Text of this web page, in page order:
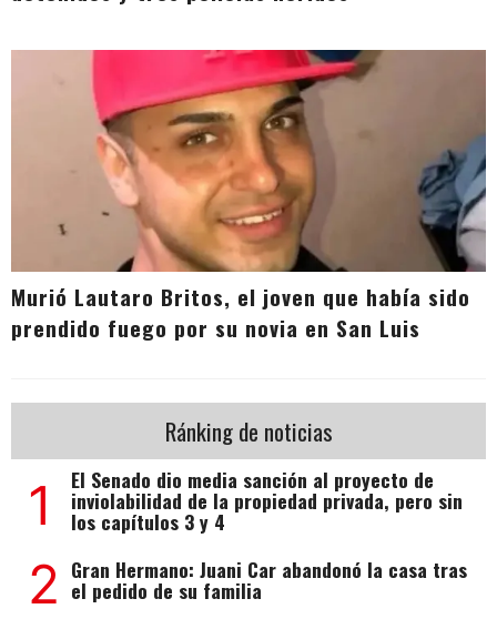
Murió Lautaro Britos, el joven que había sido
prendido fuego por su novia en San Luis
Ránking de noticias
1 El Senado dio media sanción al proyecto de
inviolabilidad de la propiedad privada, pero sin
los capítulos 3 y 4
2 Gran Hermano: Juani Car abandonó la casa tras
el pedido de su familia